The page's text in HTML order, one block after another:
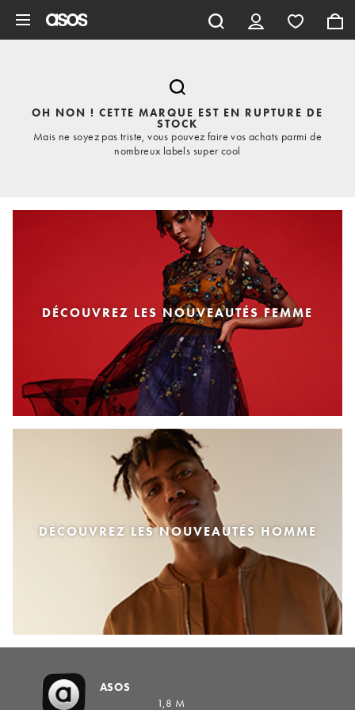
OH NON ! CETTE MARQUE EST EN RUPTURE DE
STOCK
Mais ne soyez pas triste, vous pouvez faire vos achats parmi de
nombreux labels super cool
DÉCOUVREZ LES NOUVEAUTÉS FEMME
DÉCOUVREZ LES NOUVEAUTÉS HOMME
ASOS
1,8 M